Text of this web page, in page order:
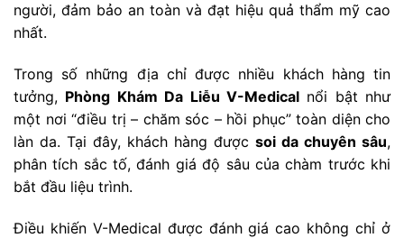
người, đảm bảo an toàn và đạt hiệu quả thẩm mỹ cao
nhất.
Trong số những địa chỉ được nhiều khách hàng tin
tưởng, Phòng Khám Da Liễu V-Medicalnổi bật như
một nơi “điều trị – chăm sóc – hồi phục” toàn diện cho
làn da. Tại đây, khách hàng được soi da chuyên sâu,
phân tích sắc tố, đánh giá độ sâu của chàm trước khi
bắt đầu liệu trình.
Điều khiến V-Medical được đánh giá cao không chỉ ở